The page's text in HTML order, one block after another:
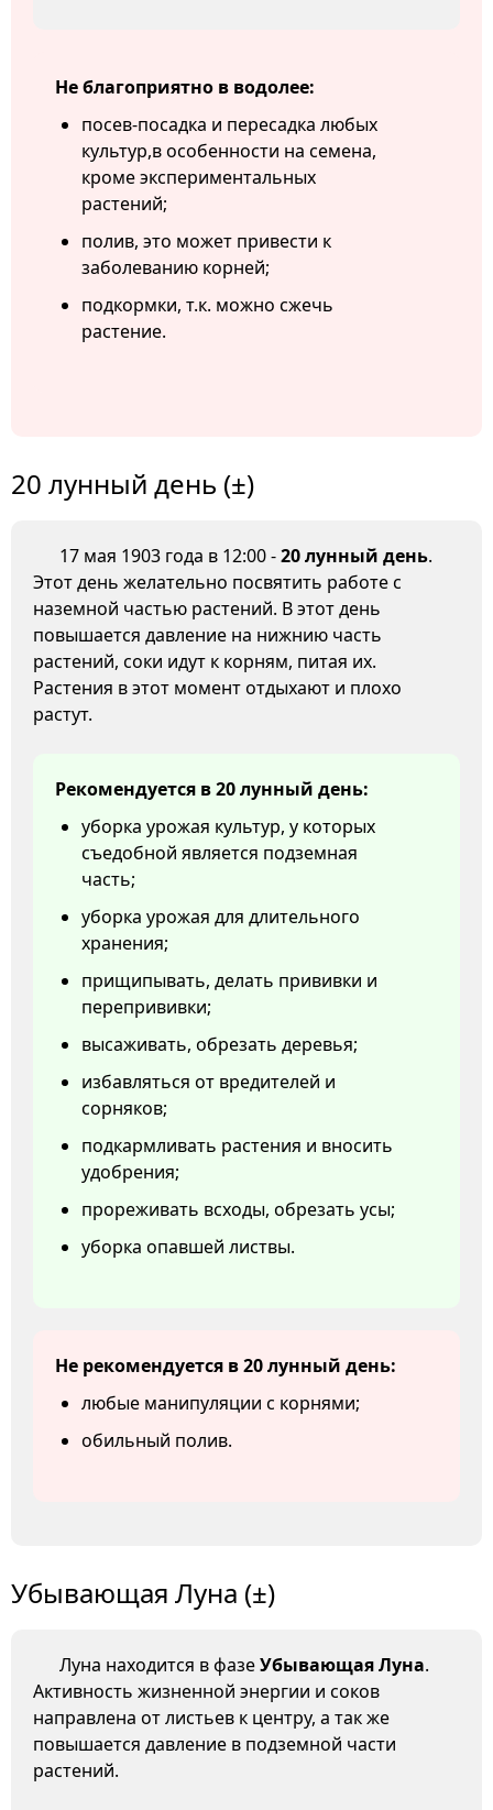
Не благоприятно в водолее:
посев-посадка и пересадка любых
культур,в особенности на семена,
кроме экспериментальных
растений;
полив, это может привести к
заболеванию корней;
подкормки, т.к. можно сжечь
растение.
20 лунный день (±)
17 мая 1903 года в 12:00 -20 лунный день.
Этот день желательно посвятить работе с
наземной частью растений. В этот день
повышается давление на нижнию часть
растений, соки идут к корням, питая их.
Растения в этот момент отдыхают и плохо
растут.
Рекомендуется в 20 лунный день:
уборка урожая культур, у которых
съедобной является подземная
часть;
уборка урожая для длительного
хранения;
прищипывать, делать прививки и
перепрививки;
высаживать, обрезать деревья;
избавляться от вредителей и
сорняков;
подкармливать растения и вносить
удобрения;
прореживать всходы, обрезать усы;
уборка опавшей листвы.
Не рекомендуется в 20 лунный день:
любые манипуляции с корнями;
обильный полив.
Убывающая Луна (±)
Луна находится в фазеУбывающая Луна.
Активность жизненной энергии и соков
направлена от листьев к центру, а так же
повышается давление в подземной части
растений.